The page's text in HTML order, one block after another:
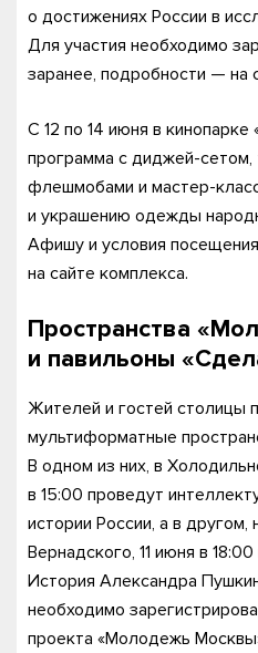
о достижениях России в
Для участия необходимо
заранее, подробности — на
С 12 по 14 июня в кинопарке
программа с диджей-сетом,
флешмобами и мастер-
и украшению одежды
Афишу и условия
на сайте комплекса.
Пространства
и павильоны
Жителей и гостей столицы
мультиформатные
В одном из них, в
в 15:00 проведут
истории России, а в другом,
Вернадского, 11 июня в
История Александра
необходимо
проекта «Молодежь